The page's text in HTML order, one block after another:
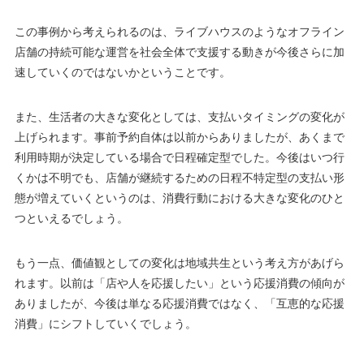
この事例から考えられるのは、ライブハウスのようなオフライン
店舗の持続可能な運営を社会全体で支援する動きが今後さらに加
速していくのではないかということです。
また、生活者の大きな変化としては、支払いタイミングの変化が
上げられます。事前予約自体は以前からありましたが、あくまで
利用時期が決定している場合で日程確定型でした。今後はいつ行
くかは不明でも、店舗が継続するための日程不特定型の支払い形
態が増えていくというのは、消費行動における大きな変化のひと
つといえるでしょう。
もう一点、価値観としての変化は地域共生という考え方があげら
れます。以前は「店や人を応援したい」という応援消費の傾向が
ありましたが、今後は単なる応援消費ではなく、「互恵的な応援
消費」にシフトしていくでしょう。